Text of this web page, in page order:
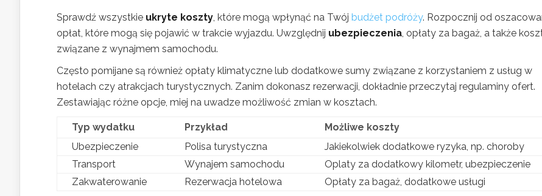
Sprawdź wszystkie ukryte koszty , które mogą wpłynąć na Twój budżet podróży. Rozpocznij od
opłat, które mogą się pojawić w trakcie wyjazdu. Uwzględnij ubezpieczenia , opłaty za bagaż, a także
związane z wynajmem samochodu.
Często pomijane są również opłaty klimatyczne lub dodatkowe sumy związane z korzystaniem z usług w
hotelach czy atrakcjach turystycznych. Zanim dokonasz rezerwacji, dokładnie przeczytaj regulaminy ofert.
Zestawiając różne opcje, miej na uwadze możliwość zmian w kosztach.
Typ wydatku Przykład
Możliwe koszty
Ubezpieczenie
Polisa turystyczna
Jakiekolwiek dodatkowe ryzyka, np. choroby
Transport
Wynajem samochodu
Oplaty za dodatkowy kilometr, ubezpieczenie
Zakwaterowanie
Rezerwacja hotelowa Opłaty za bagaż, dodatkowe usługi